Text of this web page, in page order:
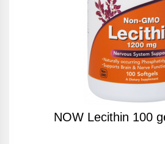
NOW Lecithin 100